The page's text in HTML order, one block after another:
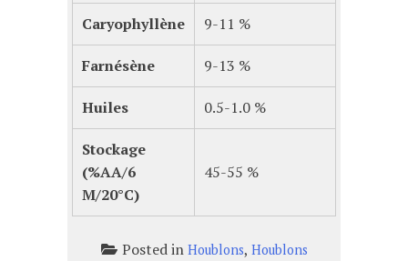
Caryophyllène 9-11 %
Farnésène 9-13 %
Huiles 0.5-1.0 %
Stockage
(%AA/6
M/20°C)
45-55 %
Posted in Houblons, Houblons